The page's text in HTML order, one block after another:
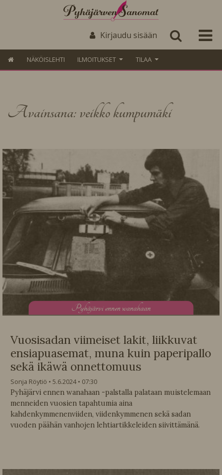
Kirjaudu sisään
NÄKÖISLEHTI ILMOITUKSET TILAA
Avainsana: veikko kumpumäki
Pyhäjärvi ennen wanahaan
Vuosisadan viimeiset lakit, liikkuvat
ensiapuasemat, muna kuin paperipallo
sekä ikäwä onnettomuus
Sonja Röytiö 5.6.2024
07:30
Pyhäjärvi ennen wanahaan -palstalla palataan muistelemaan
menneiden vuosien tapahtumia aina
kahdenkymmenenviiden, viidenkymmenen sekä sadan
vuoden päähän vanhojen lehtiartikkeleiden siivittämänä.